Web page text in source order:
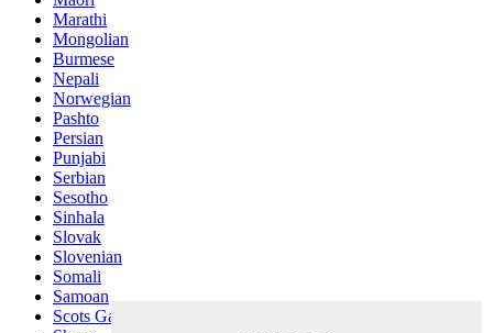
Marathi
Mongolian
Burmese
Nepali
Norwegian
Pashto
Persian
Punjabi
Serbian
Sesotho
Sinhala
Slovak
Slovenian
Somali
Samoan
Scots Gaelic